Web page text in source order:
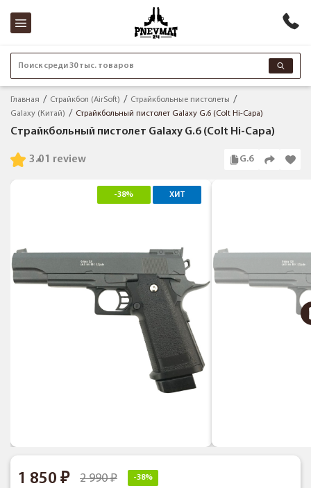
Поиск среди 30 тыс. товаров
Главная Страйкбол (AirSoft)
Страйкбольные пистолеты
Galaxy (Китай)
Страйкбольный пистолет Galaxy G.6 (Colt Hi-Capa)
Страйкбольный пистолет Galaxy G.6 (Colt Hi-Capa)
1 review
3.0 G.6
-38% ХИТ
1 850 2 990 -38%